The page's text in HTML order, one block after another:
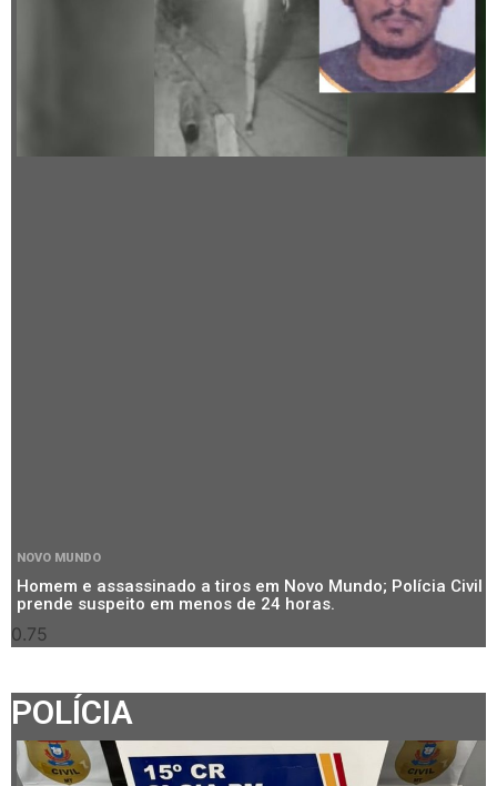
NOVO MUNDO
Homem e assassinado a tiros em Novo Mundo; Polícia Civil
prende suspeito em menos de 24 horas.
POLÍCIA